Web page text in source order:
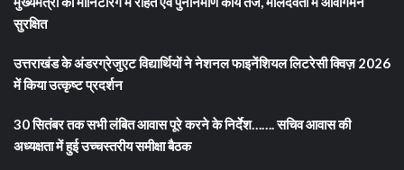
सुरक्षित
उत्तराखंड के अंडरग्रेजुएट विद्यार्थियों ने नेशनल फाइनेंशियल लिटरेसी क्विज़ 2026
में किया उत्कृष्ट प्रदर्शन
30 सितंबर तक सभी लंबित आवास पूरे करने के निर्देश……. सचिव आवास की
अध्यक्षता में हुई उच्चस्तरीय समीक्षा बैठक